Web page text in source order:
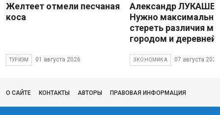
Желтеет отмели песчаная
коса
ТУРИЗМ 01 августа 2026
Александр
Нужно максимально
стереть различия
городом и деревней
ЭКОНОМИКА 07 августа 2026
О САЙТЕ КОНТАКТЫ АВТОРЫ ПРАВОВАЯ ИНФОРМАЦИЯ